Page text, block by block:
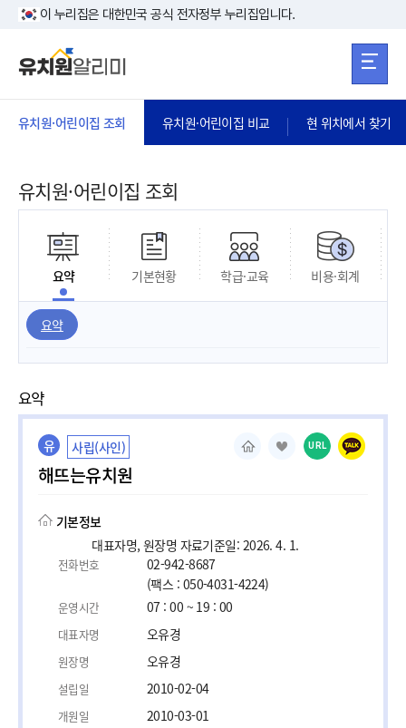
본문 바로가기
이 누리집은 대한민국 공식 전자정부 누리집입니다.
유치원·어린이집 조회 유치원·어린이집 비교 현 위치에서 찾기
유치원·어린이집 조회
요약 기본현황 학급·교육 비용·회계
요약
요약
유 사립(사인)
해뜨는유치원
URL
기본정보
대표자명, 원장명 자료기준일: 2026. 4. 1.
전화번호
02-942-8687
(팩스 : 050-4031-4224)
운영시간 07 : 00 ~ 19 : 00
대표자명 오유경
원장명 오유경
설립일 2010-02-04
개원일 2010-03-01